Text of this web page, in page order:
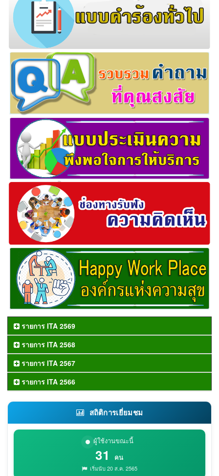
รายการ ITA 2569
รายการ ITA 2568
รายการ ITA 2567
รายการ ITA 2566
สถิติการเยี่ยมชม
ผู้ใช้งานขณะนี้
31 คน
เริ่มนับ 20 ส.ค. 2565